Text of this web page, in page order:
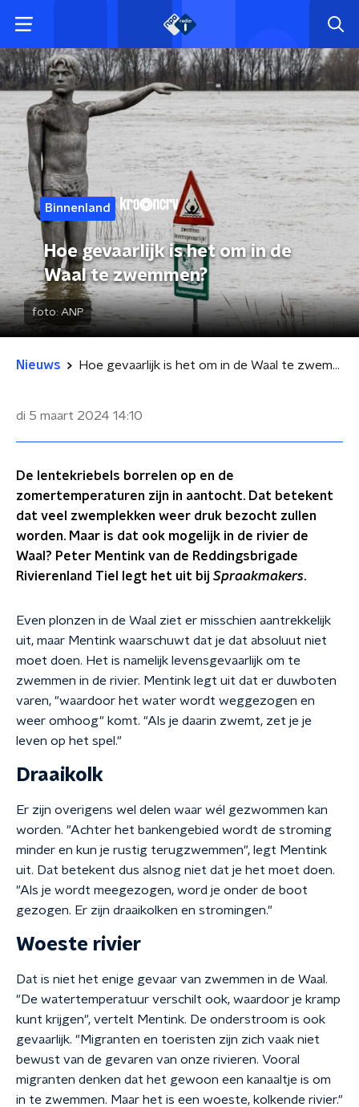
Binnenland
Hoe gevaarlijk is het om in de
Waal te zwemmen?
foto: ANP
Nieuws Hoe gevaarlijk is het om in de Waal te zwemmen?
di 5 maart 2024 14:10
De lentekriebels borrelen op en de
zomertemperaturen zijn in aantocht. Dat betekent
dat veel zwemplekken weer druk bezocht zullen
worden. Maar is dat ook mogelijk in de rivier de
Waal? Peter Mentink van de Reddingsbrigade
Rivierenland Tiel legt het uit bij Spraakmakers.
Even plonzen in de Waal ziet er misschien aantrekkelijk
uit, maar Mentink waarschuwt dat je dat absoluut niet
moet doen. Het is namelijk levensgevaarlijk om te
zwemmen in de rivier. Mentink legt uit dat er duwboten
varen, "waardoor het water wordt weggezogen en
weer omhoog" komt. "Als je daarin zwemt, zet je je
leven op het spel."
Draaikolk
Er zijn overigens wel delen waar wél gezwommen kan
worden. "Achter het bankengebied wordt de stroming
minder en kun je rustig terugzwemmen", legt Mentink
uit. Dat betekent dus alsnog niet dat je het moet doen.
"Als je wordt meegezogen, word je onder de boot
gezogen. Er zijn draaikolken en stromingen."
Woeste rivier
Dat is niet het enige gevaar van zwemmen in de Waal.
"De watertemperatuur verschilt ook, waardoor je kramp
kunt krijgen", vertelt Mentink. De onderstroom is ook
gevaarlijk. "Migranten en toeristen zijn zich vaak niet
bewust van de gevaren van onze rivieren. Vooral
migranten denken dat het gewoon een kanaaltje is om
in te zwemmen. Maar het is een woeste, kolkende rivier."